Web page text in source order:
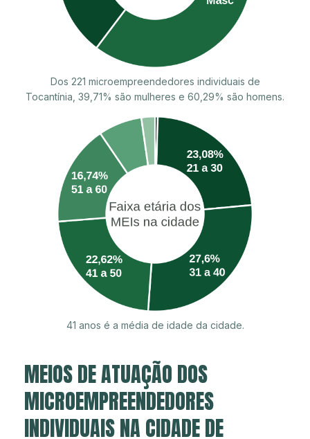
Dos 221 microempreendedores individuais de
Tocantínia, 39,71% são mulheres e 60,29% são homens.
41 anos é a média de idade da cidade.
MEIOS DE ATUAÇÃO DOS
MICROEMPREENDEDORES
INDIVIDUAIS NA CIDADE DE